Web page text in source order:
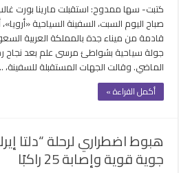
كتبت- سها ممدوح: استقبلت مارينا بورت
صباح اليوم السبت، السفينة السياحية
جولة سياحية بشواطئ مرسى علم بعد نجاح
الماضي. وقالت الجهات المستقبلة للسفينة،
أكمل القراءة »
هبوط اضطراري لرحلة “دلتا
جوية قوية وإصابة 25 راكبًا